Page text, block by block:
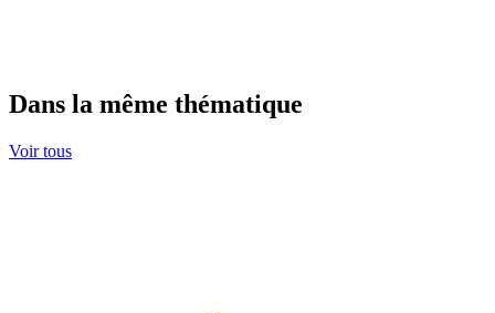
Dans la même thématique
Voir tous